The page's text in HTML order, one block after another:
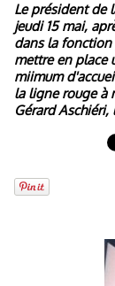
Le président de
jeudi 15 mai,
dans la
mettre en place
miimum
la ligne rouge à
Gérard Aschiéri,